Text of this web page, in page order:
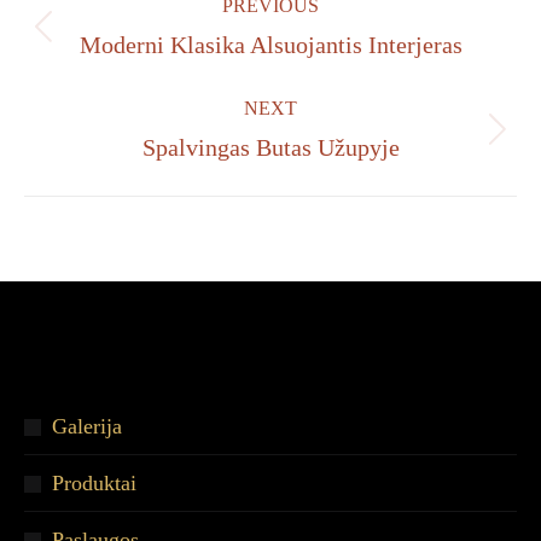
navigation
PREVIOUS
Previous
Moderni Klasika Alsuojantis Interjeras
NEXT
Next
Spalvingas Butas Užupyje
Galerija
Produktai